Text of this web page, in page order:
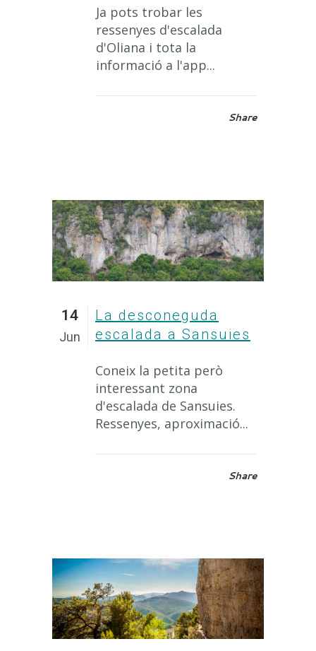
Ja pots trobar les
ressenyes d'escalada
d'Oliana i tota la
informació a l'app...
Share
14
Jun
La desconeguda
escalada a Sansuies
Coneix la petita però
interessant zona
d'escalada de Sansuies.
Ressenyes, aproximació...
Share